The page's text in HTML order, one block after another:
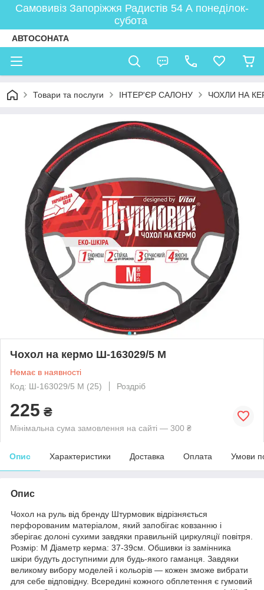
Самовивіз Запоріжжя Радистів 54 А понеділок-
субота
АВТОСОНАТА
Товари та послуги ІНТЕР'ЄР САЛОНУ ЧОХЛИ НА
Чохол на кермо Ш-163029/5 M
Немає в наявності
Код: Ш-163029/5 M (25)
Роздріб
225 ₴
Мінімальна сума замовлення на сайті — 300 ₴
Опис Характеристики Доставка Оплата Умови
Опис
Чохол на руль від бренду Штурмовик відрізняється
перфорованим матеріалом, який запобігає ковзанню і
зберігає долоні сухими завдяки правильній циркуляції повітря.
Розмір: M Діаметр керма: 37-39см. Обшивки із замінника
шкіри будуть доступними для будь-якого гаманця. Завдяки
великому вибору моделей і кольорів — кожен зможе вибрати
для себе відповідну. Всередині кожного обплетення є гумовий